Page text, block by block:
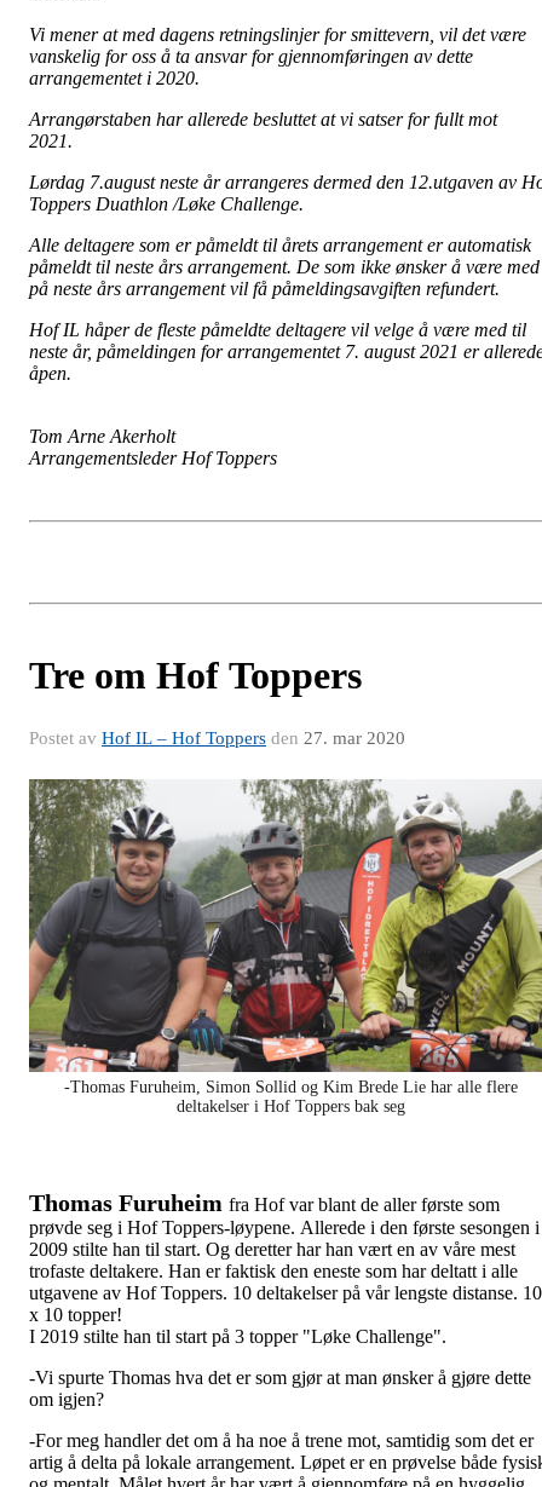
Vi mener at med dagens retningslinjer for smittevern, vil det være
vanskelig for oss å ta ansvar for gjennomføringen av dette
arrangementet i 2020.
Arrangørstaben har allerede besluttet at vi satser for fullt mot
2021.
Lørdag 7.august neste år arrangeres dermed den 12.utgaven av
Toppers Duathlon /Løke Challenge.
Alle deltagere som er påmeldt til årets arrangement er automatisk
påmeldt til neste års arrangement. De som ikke ønsker å være med
på neste års arrangement vil få påmeldingsavgiften refundert.
Hof IL håper de fleste påmeldte deltagere vil velge å være med til
neste år, påmeldingen for arrangementet 7. august 2021 er
åpen.
Tom Arne Akerholt
Arrangementsleder Hof Toppers
Tre om Hof Toppers
Postet av Hof IL – Hof Toppers den 27. mar 2020
-Thomas Furuheim, Simon Sollid og Kim Brede Lie har alle flere
deltakelser i Hof Toppers bak seg
Thomas Furuheim fra Hof var blant de aller første som
prøvde seg i Hof Toppers-løypene. Allerede i den første sesongen i
2009 stilte han til start. Og deretter har han vært en av våre mest
trofaste deltakere. Han er faktisk den eneste som har deltatt i alle
utgavene av Hof Toppers. 10 deltakelser på vår lengste distanse. 10
x 10 topper!
I 2019 stilte han til start på 3 topper "Løke Challenge".
-Vi spurte Thomas hva det er som gjør at man ønsker å gjøre dette
om igjen?
-For meg handler det om å ha noe å trene mot, samtidig som det er
artig å delta på lokale arrangement. Løpet er en prøvelse både